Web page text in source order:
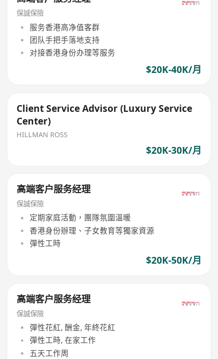
保誠保險
服务香港高净值客群
团队手把手落地支持
对接香港身份办理等服务
$20K-40K/月
Client Service Advisor (Luxury Service
Center)
HILLMAN ROSS
$20K-30K/月
高端客户服务经理
保誠保險
定期家庭活動，團隊氛圍溫暖
香港身份辦理、子女教育等獨家資源
彈性工時
$20K-50K/月
高端客户服务经理
保誠保險
彈性花紅, 酬金, 年終花紅
彈性工時, 在家工作
五天工作周